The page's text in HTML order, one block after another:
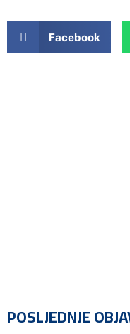
Facebook
POSLJEDNJE